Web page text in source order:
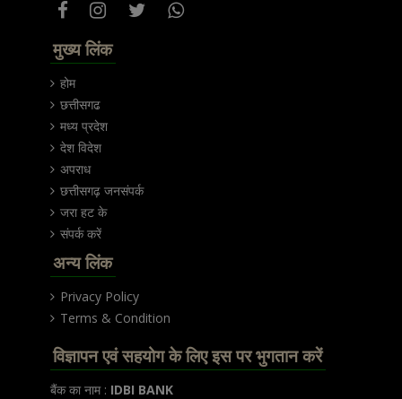
मुख्य लिंक
होम
छत्तीसगढ
मध्य प्रदेश
देश विदेश
अपराध
छत्तीसगढ़ जनसंपर्क
जरा हट के
संपर्क करें
अन्य लिंक
Privacy Policy
Terms & Condition
विज्ञापन एवं सहयोग के लिए इस पर भुगतान करें
बैंक का नाम : IDBI BANK